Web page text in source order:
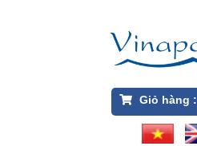
Giỏ hàng :